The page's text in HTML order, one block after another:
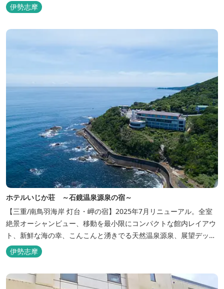
伊勢志摩
ホテルいじか荘 ～石鏡温泉源泉の宿～
【三重/南鳥羽海岸 灯台・岬の宿】2025年7月リニューアル。全室
絶景オーシャンビュー、移動を最小限にコンパクトな館内レイアウ
ト、新鮮な海の幸、こんこんと湧きでる天然温泉源泉、展望デッ
キ〜いじか灯台テラス〜からの眺望が自慢のリトリートホテル。
伊勢志摩